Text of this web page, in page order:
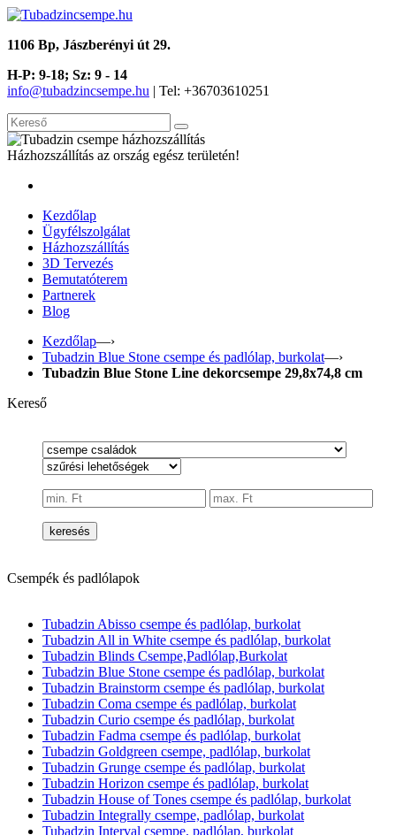
1106 Bp, Jászberényi út 29.
H-P: 9-18; Sz: 9 - 14
info@tubadzincsempe.hu | Tel: +36703610251
Házhozszállítás az ország egész területén!
Kezdőlap
Ügyfélszolgálat
Házhozszállítás
3D Tervezés
Bemutatóterem
Partnerek
Blog
Kezdőlap—›
Tubadzin Blue Stone csempe és padlólap, burkolat—›
Tubadzin Blue Stone Line dekorcsempe 29,8x74,8 cm
Kereső
keresés
Csempék és padlólapok
Tubadzin Abisso csempe és padlólap, burkolat
Tubadzin All in White csempe és padlólap, burkolat
Tubadzin Blinds Csempe,Padlólap,Burkolat
Tubadzin Blue Stone csempe és padlólap, burkolat
Tubadzin Brainstorm csempe és padlólap, burkolat
Tubadzin Coma csempe és padlólap, burkolat
Tubadzin Curio csempe és padlólap, burkolat
Tubadzin Fadma csempe és padlólap, burkolat
Tubadzin Goldgreen csempe, padlólap, burkolat
Tubadzin Grunge csempe és padlólap, burkolat
Tubadzin Horizon csempe és padlólap, burkolat
Tubadzin House of Tones csempe és padlólap, burkolat
Tubadzin Integrally csempe, padlólap, burkolat
Tubadzin Interval csempe, padlólap, burkolat